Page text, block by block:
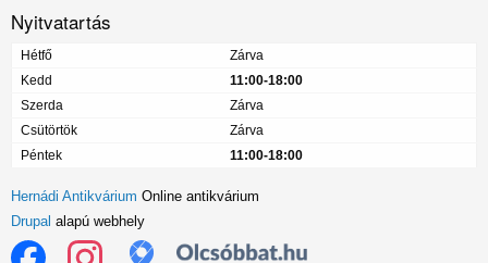
Nyitvatartás
Hétfő
Zárva
Kedd
11:00-18:00
Szerda
Zárva
Csütörtök
Zárva
Péntek
11:00-18:00
Hernádi Antikvárium Online antikvárium
Drupal alapú webhely